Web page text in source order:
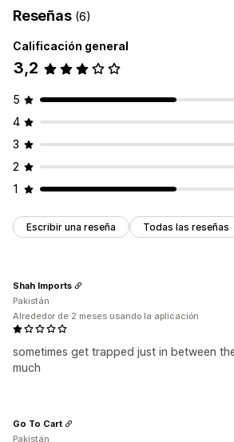
Sincronización de pedidos
Notificaciones de correo electrónico
Reseñas (6)
Calificación general
3,2
5
4
3
2
1
Escribir una reseña Todas las reseñas
sometimes get trapped just in between
much
Shah Imports
Pakistán
Alrededor de 2 meses usando la aplicación
Go To Cart
Pakistán